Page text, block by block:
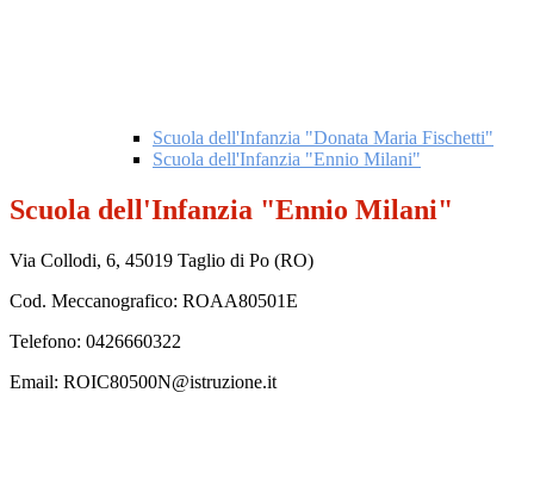
Scuola dell'Infanzia "Donata Maria Fischetti"
Scuola dell'Infanzia "Ennio Milani"
Scuola dell'Infanzia "Ennio Milani"
Via Collodi, 6, 45019 Taglio di Po (RO)
Cod. Meccanografico: ROAA80501E
Telefono: 0426660322
Email: ROIC80500N@istruzione.it